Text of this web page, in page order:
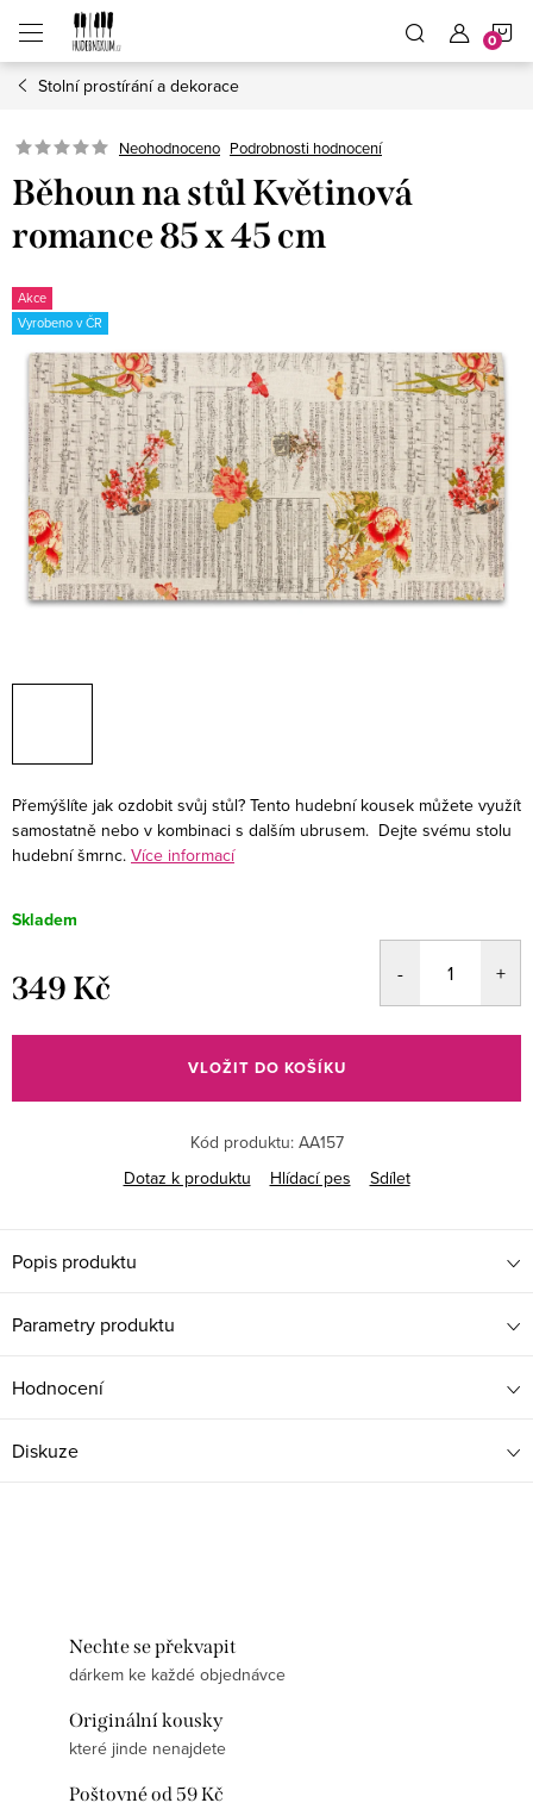
obsah
Stolní prostírání a dekorace
Neohodnoceno Podrobnosti hodnocení
Běhoun na stůl Květinová
romance 85 x 45 cm
Akce
Vyrobeno v ČR
Přemýšlíte jak ozdobit svůj stůl? Tento hudební kousek můžete využít
samostatně nebo v kombinaci s dalším ubrusem. Dejte svému stolu
hudební šmrnc. Více informací
Skladem
349 Kč
cena:
VLOŽIT DO KOŠÍKU
Kód produktu: AA157
Dotaz k produktu
Hlídací pes Sdílet
Popis produktu
Parametry produktu
Hodnocení
Diskuze
Nechte se překvapit
dárkem ke každé objednávce
Originální kousky
které jinde nenajdete
Poštovné od 59 Kč